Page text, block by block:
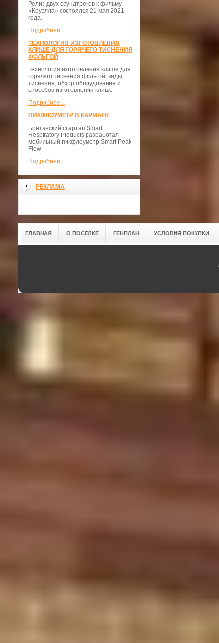
Релиз двух саундтреков к фильму
«Круэлла» состоялся 21 мая 2021
года.
Подробнее...
ТЕХНОЛОГИЯ ИЗГОТОВЛЕНИЯ
КЛИШЕ ДЛЯ ГОРЯЧЕГО ТИСНЕНИЯ
ФОЛЬГОЙ
Технология изготовления клише для
горячего тиснения фольгой, виды
тиснения, обзор оборудования и
способов изготовления клише
Подробнее...
ПИКФЛОУМЕТР В КАРМАНЕ
Британский стартап Smart
Respiratory Products разработал
мобильный пикфлоуметр Smart Peak
Flow
Подробнее...
РЕКЛАМА
ГЛАВНАЯ О ПОСЕЛКЕ ГЕНПЛАН УСЛОВИЯ ПОКУПКИ